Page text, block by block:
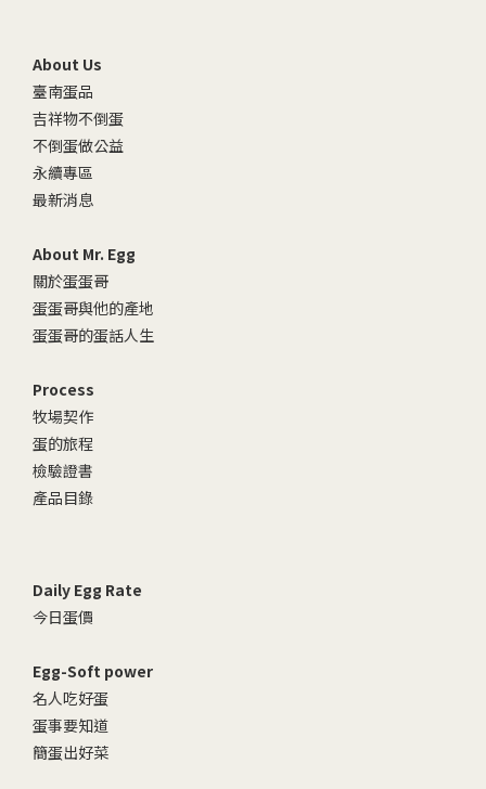
About Us
臺南蛋品
吉祥物不倒蛋
不倒蛋做公益
永續專區
最新消息
About Mr. Egg
關於蛋蛋哥
蛋蛋哥與他的產地
蛋蛋哥的蛋話人生
Process
牧場契作
蛋的旅程
檢驗證書
產品目錄
Daily Egg Rate
今日蛋價
Egg-Soft power
名人吃好蛋
蛋事要知道
簡蛋出好菜